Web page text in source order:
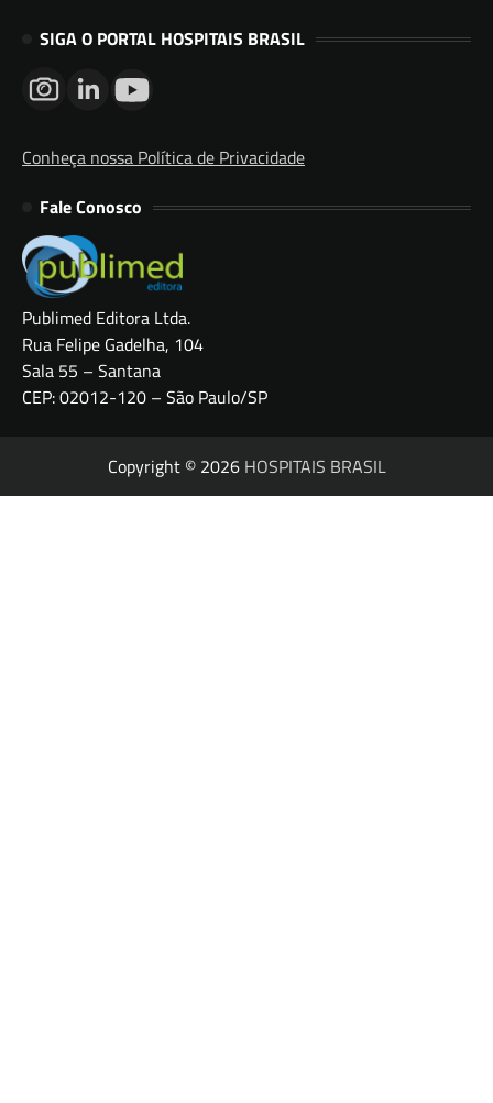
SIGA O PORTAL HOSPITAIS BRASIL
Conheça nossa Política de Privacidade
Fale Conosco
Publimed Editora Ltda.
Rua Felipe Gadelha, 104
Sala 55 – Santana
CEP: 02012-120 – São Paulo/SP
Copyright © 2026 HOSPITAIS BRASIL